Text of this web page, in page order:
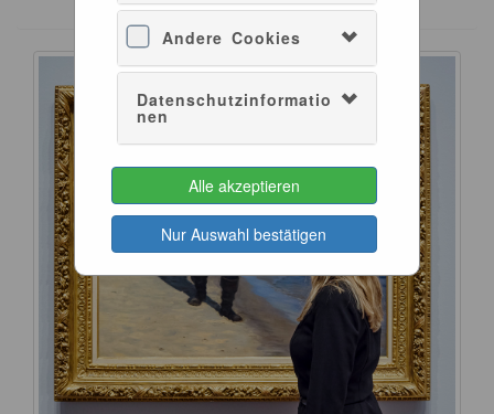
Andere Cookies
Datenschutzinformatio
nen
Alle akzeptieren
Nur Auswahl bestätigen